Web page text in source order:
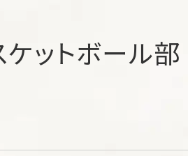
ケットボール